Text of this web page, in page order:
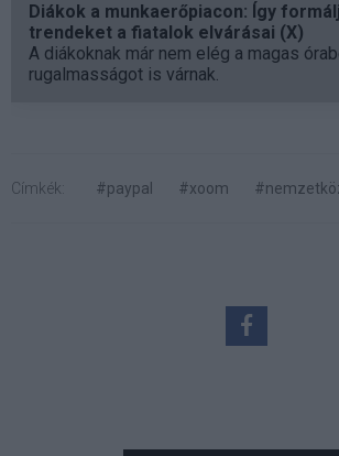
Diákok a munkaerőpiacon: Így
trendeket a fiatalok elvárásai (X)
A diákoknak már nem elég a magas
rugalmasságot is várnak.
Címkék: #paypal #xoom